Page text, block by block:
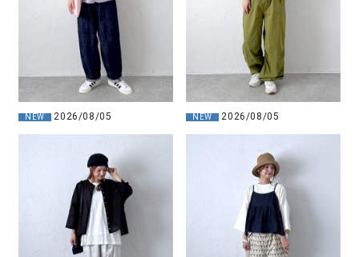
NEW 2026/08/05 NEW 2026/08/05